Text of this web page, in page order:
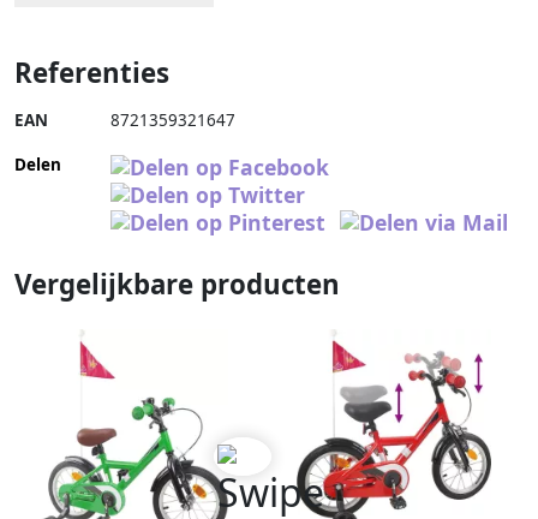
Referenties
EAN 8721359321647
Delen
Vergelijkbare producten